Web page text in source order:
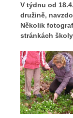
V týdnu od
družině,
Několik
stránkách školy